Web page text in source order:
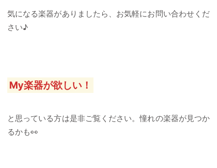
気になる楽器がありましたら、お気軽にお問い合わせくだ
さい♪
My楽器が欲しい！
と思っている方は是非ご覧ください。憧れの楽器が見つか
るかも👀